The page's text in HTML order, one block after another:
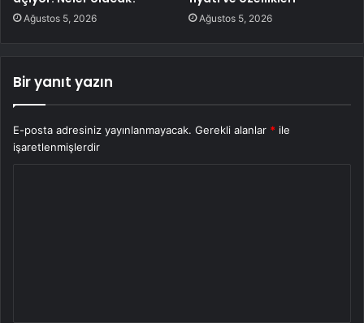
Ağustos 5, 2026 Ağustos 5, 2026
Bir yanıt yazın
E-posta adresiniz yayınlanmayacak. Gerekli alanlar * ile
işaretlenmişlerdir